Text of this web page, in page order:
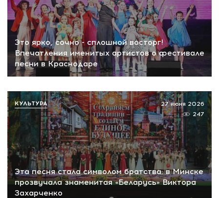
Это ярко, сочно - сплошной восторг!
Впечатления именитых артистов о фестивале
песни в Краснодаре
Эта песня стала символом братства: в Минске
прозвучала знаменитая «Беларусь» Виктора
Захарченко
27 июня 2026
247
КУЛЬТУРА